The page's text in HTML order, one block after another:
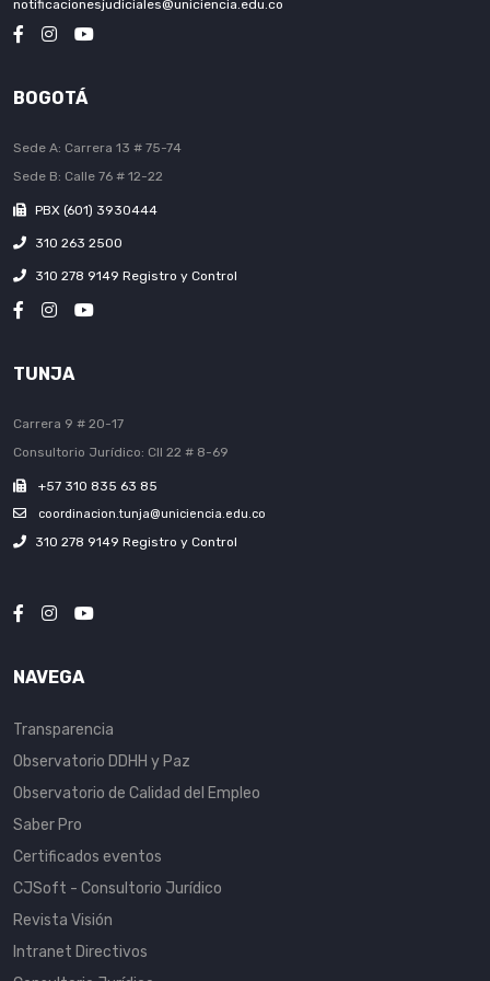
notificacionesjudiciales@uniciencia.edu.co
BOGOTÁ
Sede A: Carrera 13 # 75-74
Sede B: Calle 76 # 12-22
PBX (601) 3930444
310 263 2500
310 278 9149 Registro y Control
TUNJA
Carrera 9 # 20-17
Consultorio Jurídico: Cll 22 # 8-69
+57 310 835 63 85
coordinacion.tunja@uniciencia.edu.co
310 278 9149 Registro y Control
NAVEGA
Transparencia
Observatorio DDHH y Paz
Observatorio de Calidad del Empleo
Saber Pro
Certificados eventos
CJSoft - Consultorio Jurídico
Revista Visión
Intranet Directivos